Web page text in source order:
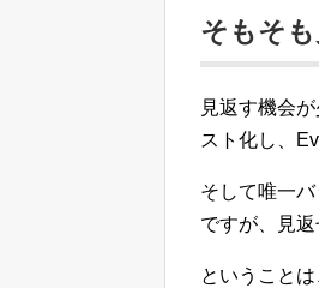
そもそ
見返す機会
スト化し、
そして唯一
ですが、見
ということ